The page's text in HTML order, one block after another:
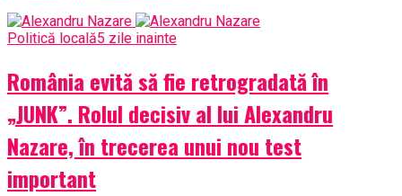
Politică locală5 zile inainte
România evită să fie retrogradată în
„JUNK”. Rolul decisiv al lui Alexandru
Nazare, în trecerea unui nou test
important